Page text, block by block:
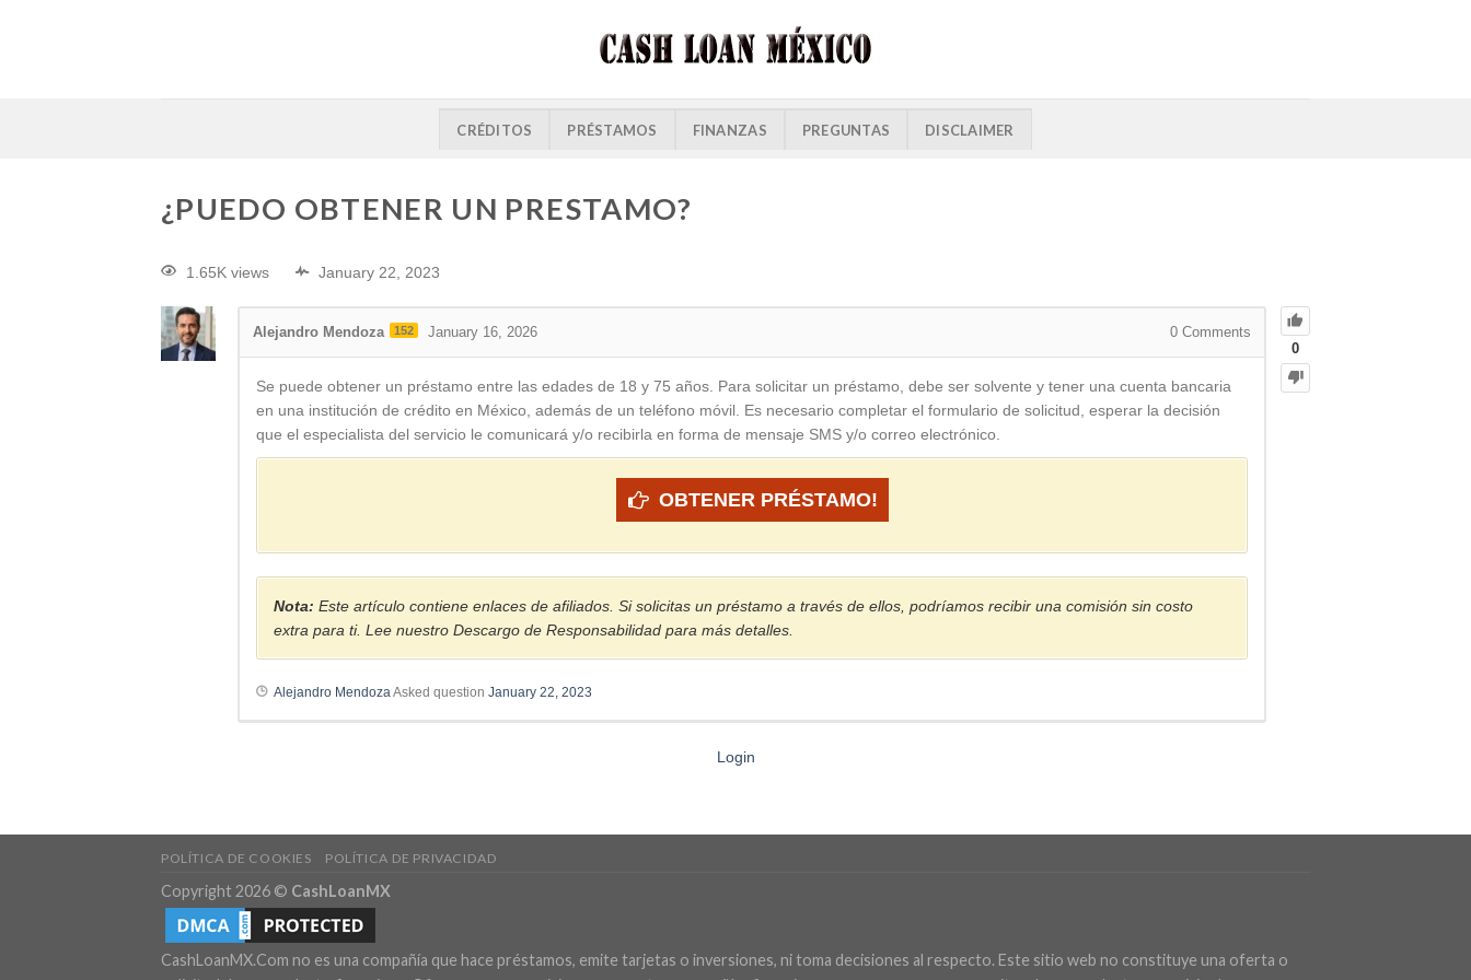
CRÉDITOS PRÉSTAMOS FINANZAS PREGUNTAS DISCLAIMER
¿PUEDO OBTENER UN PRESTAMO?
1.65K views January 22, 2023
0
Alejandro Mendoza 152 January 16, 2026 0 Comments
Se puede obtener un préstamo entre las edades de 18 y 75 años. Para solicitar un préstamo, debe ser solvente y tener una cuenta bancaria
en una institución de crédito en México, además de un teléfono móvil. Es necesario completar el formulario de solicitud, esperar la decisión
que el especialista del servicio le comunicará y/o recibirla en forma de mensaje SMS y/o correo electrónico.
OBTENER PRÉSTAMO!
Nota: Este artículo contiene enlaces de afiliados. Si solicitas un préstamo a través de ellos, podríamos recibir una comisión sin costo
extra para ti. Lee nuestro Descargo de Responsabilidad para más detalles.
Alejandro MendozaAsked question January 22, 2023
Login
POLÍTICA DE COOKIES POLÍTICA DE PRIVACIDAD
Copyright 2026 © CashLoanMX
CashLoanMX.Com no es una compañía que hace préstamos, emite tarjetas o inversiones, ni toma decisiones al respecto. Este sitio web no constituye una oferta o